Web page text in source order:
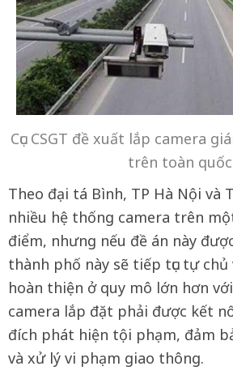
Cục CSGT đề xuất lắp camera
trên toàn
Theo đại tá Bình, TP Hà Nội và
nhiều hệ thống camera trên
điểm, nhưng nếu đề án này
thành phố này sẽ tiếp tục tự chủ
hoàn thiện ở quy mô lớn hơn
camera lắp đặt phải được kết nối
đích phát hiện tội phạm, đảm
và xử lý vi phạm giao thông.